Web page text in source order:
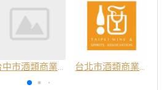
台中市酒類商業同業公會 台北市酒類商業同業公會